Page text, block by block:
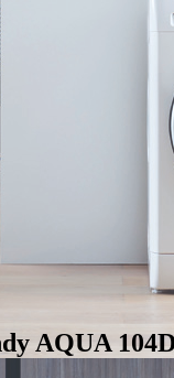
AQUA